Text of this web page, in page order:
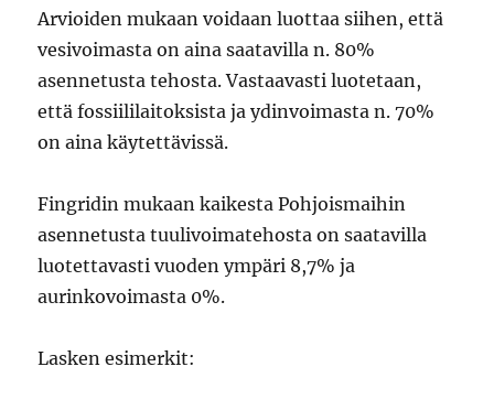
Arvioiden mukaan voidaan luottaa siihen, että
vesivoimasta on aina saatavilla n. 80%
asennetusta tehosta. Vastaavasti luotetaan,
että fossiililaitoksista ja ydinvoimasta n. 70%
on aina käytettävissä.
Fingridin mukaan kaikesta Pohjoismaihin
asennetusta tuulivoimatehosta on saatavilla
luotettavasti vuoden ympäri 8,7% ja
aurinkovoimasta 0%.
Lasken esimerkit: